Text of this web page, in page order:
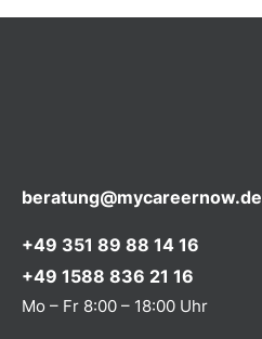
beratung@mycareernow.de
+49 351 89 88 14 16
+49 1588 836 21 16
Mo – Fr 8:00 – 18:00 Uhr